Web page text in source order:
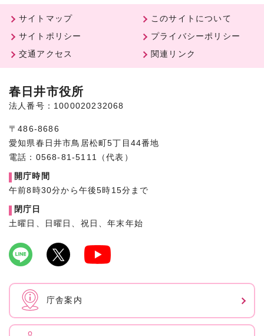
サイトマップ
このサイトについて
サイトポリシー
プライバシーポリシー
交通アクセス
関連リンク
春日井市役所
法人番号：1000020232068
〒486-8686
愛知県春日井市鳥居松町5丁目44番地
電話：0568-81-5111（代表）
開庁時間
午前8時30分から午後5時15分まで
閉庁日
土曜日、日曜日、祝日、年末年始
庁舎案内